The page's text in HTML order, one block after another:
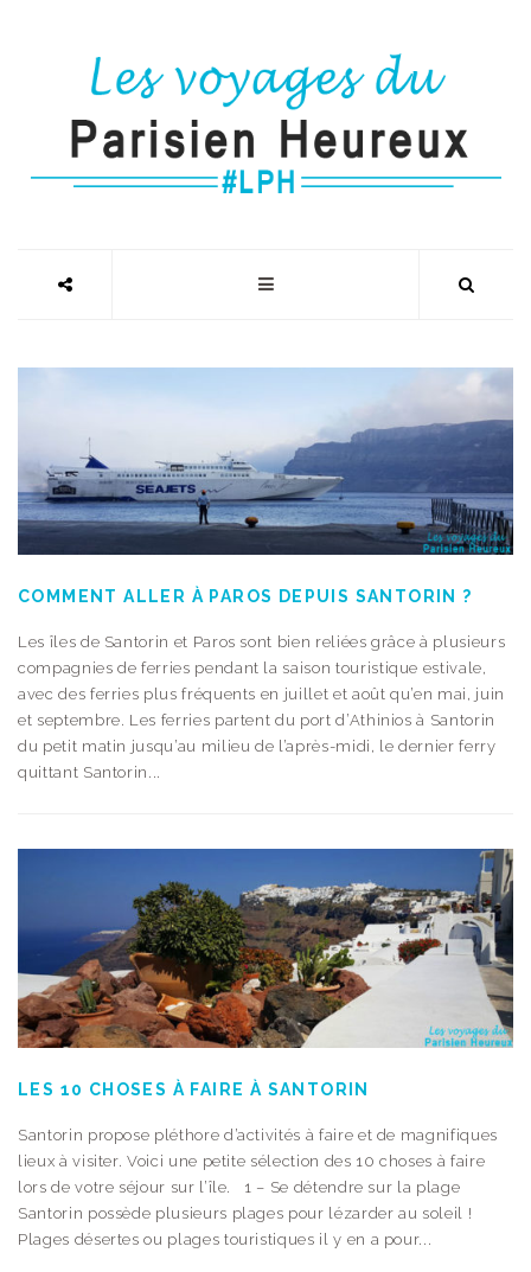
COMMENT ALLER À PAROS DEPUIS SANTORIN ?
Les îles de Santorin et Paros sont bien reliées grâce à plusieurs
compagnies de ferries pendant la saison touristique estivale,
avec des ferries plus fréquents en juillet et août qu’en mai, juin
et septembre. Les ferries partent du port d’Athinios à Santorin
du petit matin jusqu’au milieu de l’après-midi, le dernier ferry
quittant Santorin...
LES 10 CHOSES À FAIRE À SANTORIN
Santorin propose pléthore d’activités à faire et de magnifiques
lieux à visiter. Voici une petite sélection des 10 choses à faire
lors de votre séjour sur l’île. 1 – Se détendre sur la plage
Santorin possède plusieurs plages pour lézarder au soleil !
Plages désertes ou plages touristiques il y en a pour...